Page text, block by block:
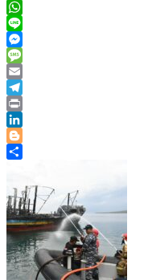
Twitter
WhatsApp
Line
Messenger
Message
Email
Telegram
Print
LinkedIn
Blogger